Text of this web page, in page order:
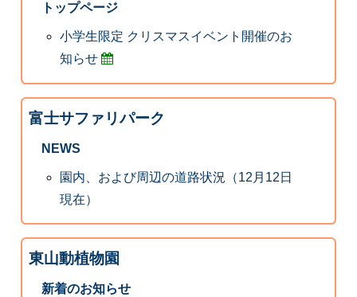
トップページ
小学生限定 クリスマスイベント開催のお
知らせ
富士サファリパーク
NEWS
園内、および周辺の道路状況（12月12日
現在）
東山動植物園
新着のお知らせ